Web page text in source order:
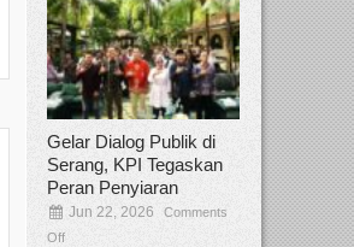
Sep 08, 2025 Comments Off
Bekasi, Broadcastmagz – Dalam upaya
talenta...
Gelar Dialog Publik di
Serang, KPI Tegaskan
Peran Penyiaran
Jun 22, 2026
Comments
Off